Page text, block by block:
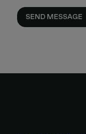
SEND MESSAGE